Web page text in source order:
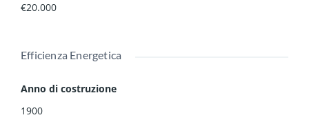
€20.000
Efficienza Energetica
Anno di costruzione
1900